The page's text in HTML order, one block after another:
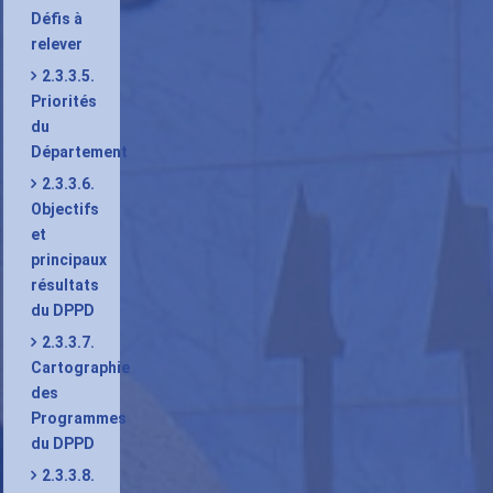
Défis à
relever
2.3.3.5.
Priorités
du
Département
2.3.3.6.
Objectifs
et
principaux
résultats
du DPPD
2.3.3.7.
Cartographie
des
Programmes
du DPPD
2.3.3.8.